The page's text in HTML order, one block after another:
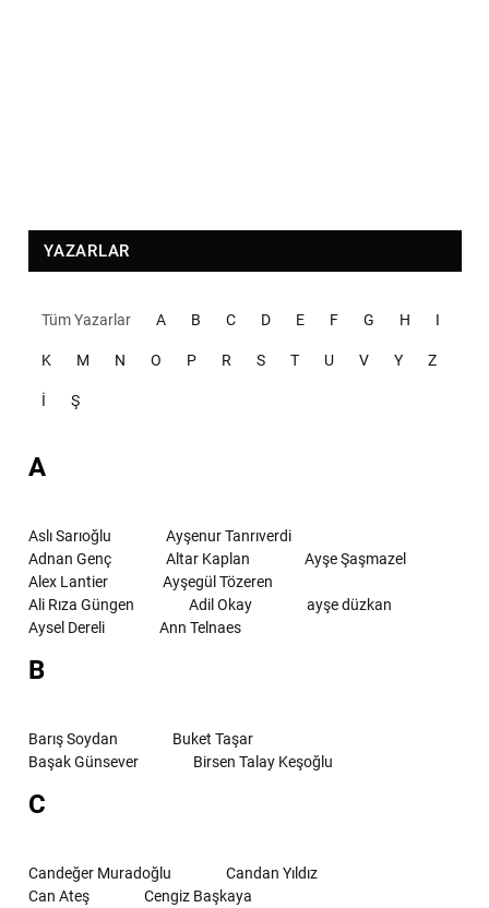
YAZARLAR
Tüm Yazarlar A B C D E F G H I
K M N O P R S T U V Y Z
İ Ş
A
Aslı Sarıoğlu
Ayşenur Tanrıverdi
Adnan Genç
Altar Kaplan
Ayşe Şaşmazel
Alex Lantier
Ayşegül Tözeren
Ali Rıza Güngen
Adil Okay
ayşe düzkan
Aysel Dereli
Ann Telnaes
B
Barış Soydan
Buket Taşar
Başak Günsever
Birsen Talay Keşoğlu
C
Candeğer Muradoğlu
Candan Yıldız
Can Ateş
Cengiz Başkaya